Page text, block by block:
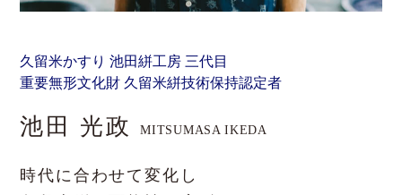
久留米かすり 池田絣工房 三代目
重要無形文化財 久留米絣技術保持認定者
池田 光政 MITSUMASA IKEDA
時代に合わせて変化し